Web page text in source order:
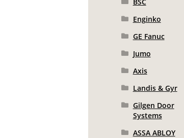
Enginko
GE Fanuc
Jumo
Axis
Landis & Gyr
Gilgen Door
Systems
ASSA ABLOY